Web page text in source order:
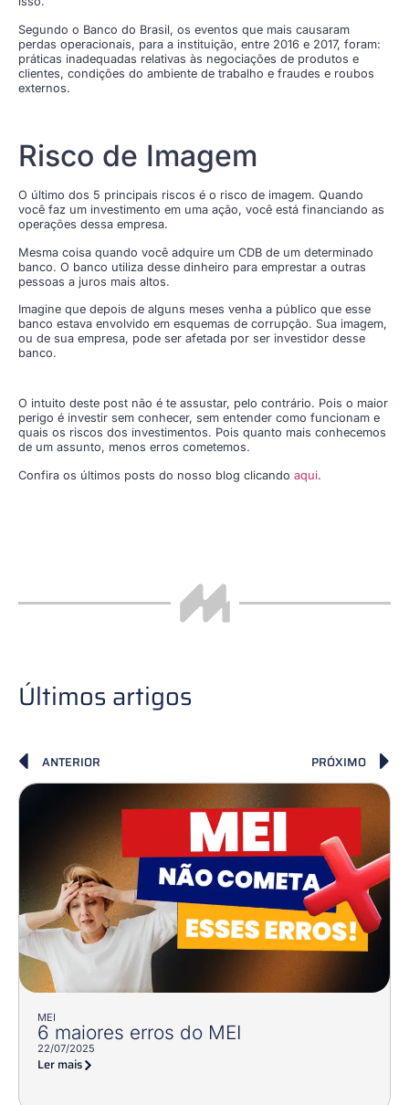
Segundo o Banco do Brasil, os eventos que mais causaram
perdas operacionais, para a instituição, entre 2016 e 2017, foram:
práticas inadequadas relativas às negociações de produtos e
clientes, condições do ambiente de trabalho e fraudes e roubos
externos.
Risco de Imagem
O último dos 5 principais riscos é o risco de imagem. Quando
você faz um investimento em uma ação, você está financiando as
operações dessa empresa.
Mesma coisa quando você adquire um CDB de um determinado
banco. O banco utiliza desse dinheiro para emprestar a outras
pessoas a juros mais altos.
Imagine que depois de alguns meses venha a público que esse
banco estava envolvido em esquemas de corrupção. Sua imagem,
ou de sua empresa, pode ser afetada por ser investidor desse
banco.
O intuito deste post não é te assustar, pelo contrário. Pois o maior
perigo é investir sem conhecer, sem entender como funcionam e
quais os riscos dos investimentos. Pois quanto mais conhecemos
de um assunto, menos erros cometemos.
Confira os últimos posts do nosso blog clicando aqui.
Últimos artigos
ANTERIOR PRÓXIMO
MEI
6 maiores erros do MEI
22/07/2025
Ler mais